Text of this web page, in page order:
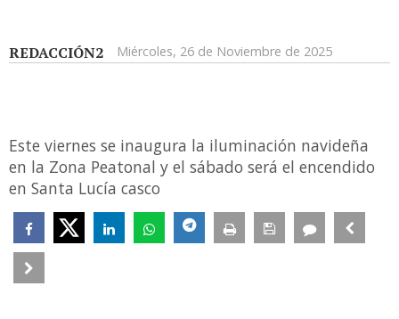
REDACCIÓN2 Miércoles, 26 de Noviembre de 2025
Este viernes se inaugura la iluminación navideña
en la Zona Peatonal y el sábado será el encendido
en Santa Lucía casco